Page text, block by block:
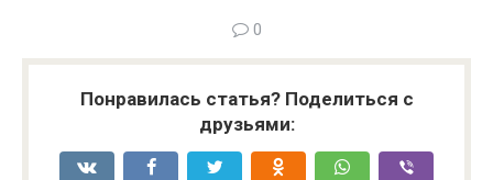
0
Понравилась статья? Поделиться с
друзьями: